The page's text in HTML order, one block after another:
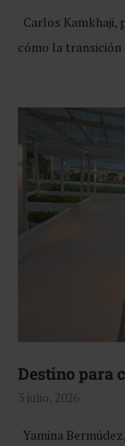
Carlos Kamkhaji,
cómo la transición
Destino para
3 julio, 2026
Yamina